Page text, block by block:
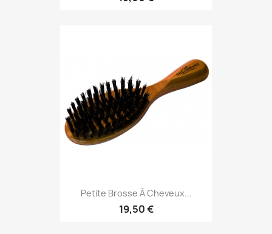
Petite Brosse À Cheveux...
19,50 €